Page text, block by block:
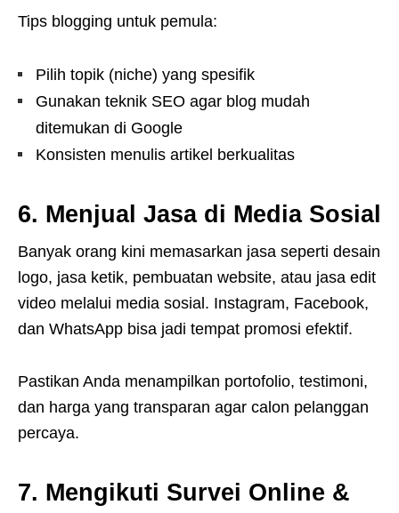
Tips blogging untuk pemula:
Pilih topik (niche) yang spesifik
Gunakan teknik SEO agar blog mudah
ditemukan di Google
Konsisten menulis artikel berkualitas
6. Menjual Jasa di Media Sosial
Banyak orang kini memasarkan jasa seperti desain
logo, jasa ketik, pembuatan website, atau jasa edit
video melalui media sosial. Instagram, Facebook,
dan WhatsApp bisa jadi tempat promosi efektif.
Pastikan Anda menampilkan portofolio, testimoni,
dan harga yang transparan agar calon pelanggan
percaya.
7. Mengikuti Survei Online &